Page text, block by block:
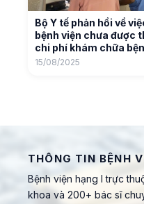
Bộ Y tế phản hồi về
bệnh viện chưa được
chi phí khám chữa
15/08/2025
THÔNG TIN BỆNH
Bệnh viện hạng I trực
khoa và 200+ bác sĩ